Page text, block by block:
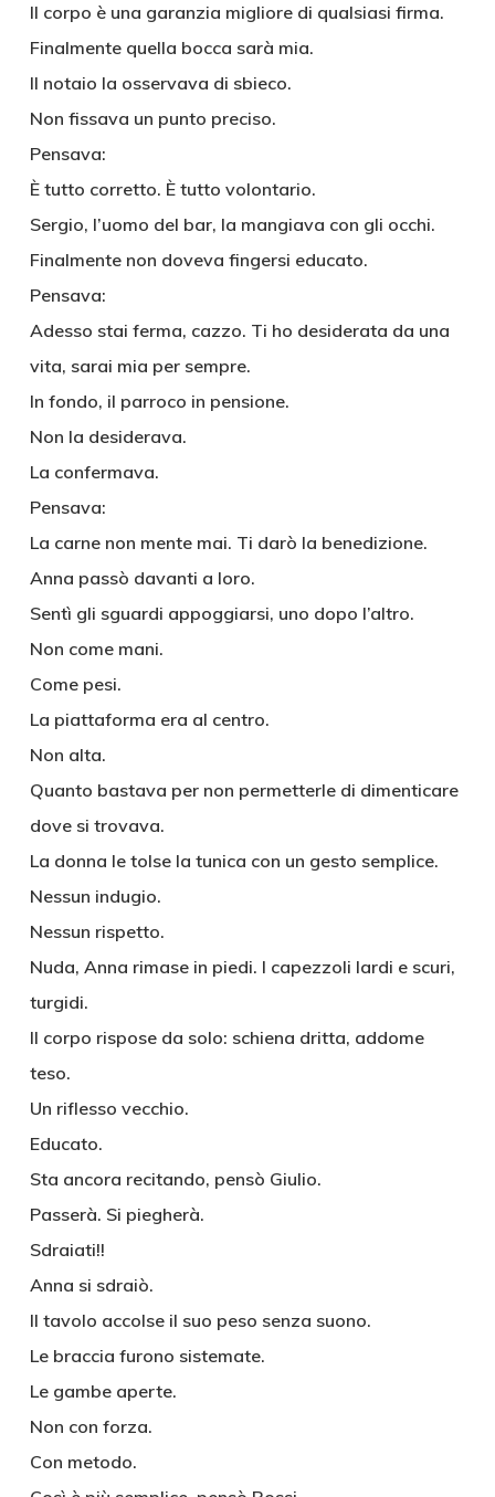
Il corpo è una garanzia migliore di qualsiasi firma.
Finalmente quella bocca sarà mia.
Il notaio la osservava di sbieco.
Non fissava un punto preciso.
Pensava:
È tutto corretto. È tutto volontario.
Sergio, l’uomo del bar, la mangiava con gli occhi.
Finalmente non doveva fingersi educato.
Pensava:
Adesso stai ferma, cazzo. Ti ho desiderata da una
vita, sarai mia per sempre.
In fondo, il parroco in pensione.
Non la desiderava.
La confermava.
Pensava:
La carne non mente mai. Ti darò la benedizione.
Anna passò davanti a loro.
Sentì gli sguardi appoggiarsi, uno dopo l’altro.
Non come mani.
Come pesi.
La piattaforma era al centro.
Non alta.
Quanto bastava per non permetterle di dimenticare
dove si trovava.
La donna le tolse la tunica con un gesto semplice.
Nessun indugio.
Nessun rispetto.
Nuda, Anna rimase in piedi. I capezzoli lardi e scuri,
turgidi.
Il corpo rispose da solo: schiena dritta, addome
teso.
Un riflesso vecchio.
Educato.
Sta ancora recitando, pensò Giulio.
Passerà. Si piegherà.
Sdraiati!!
Anna si sdraiò.
Il tavolo accolse il suo peso senza suono.
Le braccia furono sistemate.
Le gambe aperte.
Non con forza.
Con metodo.